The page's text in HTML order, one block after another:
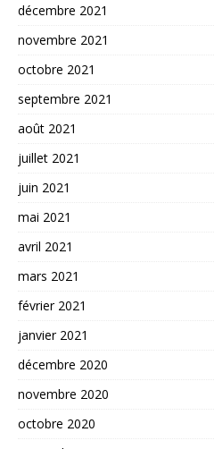
décembre 2021
novembre 2021
octobre 2021
septembre 2021
août 2021
juillet 2021
juin 2021
mai 2021
avril 2021
mars 2021
février 2021
janvier 2021
décembre 2020
novembre 2020
octobre 2020